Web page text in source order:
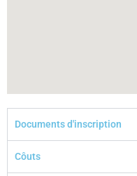
Documents d'inscription
Côuts